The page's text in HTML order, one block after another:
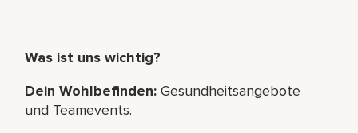
Was ist uns wichtig?
Dein Wohlbefinden: Gesundheitsangebote
und Teamevents.